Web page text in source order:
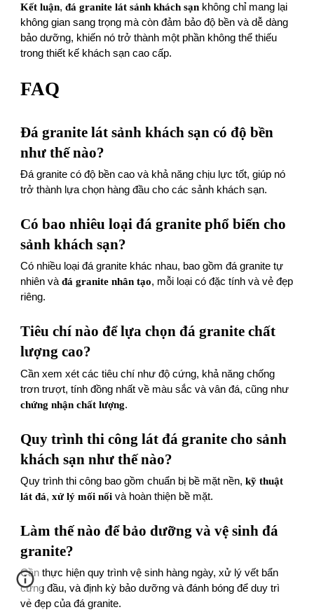
Kết luận,đá granite lát sảnh khách sạn không chỉ mang lại
không gian sang trọng mà còn đảm bảo độ bền và dễ dàng
bảo dưỡng, khiến nó trở thành một phần không thể thiếu
trong thiết kế khách sạn cao cấp.
FAQ
Đá granite lát sảnh khách sạn có độ bền
như thế nào?
Đá granite có độ bền cao và khả năng chịu lực tốt, giúp nó
trở thành lựa chọn hàng đầu cho các sảnh khách sạn.
Có bao nhiêu loại đá granite phổ biến cho
sảnh khách sạn?
Có nhiều loại đá granite khác nhau, bao gồm đá granite tự
nhiên vàđá granite nhân tạo, mỗi loại có đặc tính và vẻ đẹp
riêng.
Tiêu chí nào để lựa chọn đá granite chất
lượng cao?
Cần xem xét các tiêu chí như độ cứng, khả năng chống
trơn trượt, tính đồng nhất về màu sắc và vân đá, cũng như
chứng nhận chất lượng.
Quy trình thi công lát đá granite cho sảnh
khách sạn như thế nào?
Quy trình thi công bao gồm chuẩn bị bề mặt nền,kỹ thuật
lát đá,xử lý mối nối và hoàn thiện bề mặt.
Làm thế nào để bảo dưỡng và vệ sinh đá
granite?
Cần thực hiện quy trình vệ sinh hàng ngày, xử lý vết bẩn
cứng đầu, và định kỳ bảo dưỡng và đánh bóng để duy trì
vẻ đẹp của đá granite.